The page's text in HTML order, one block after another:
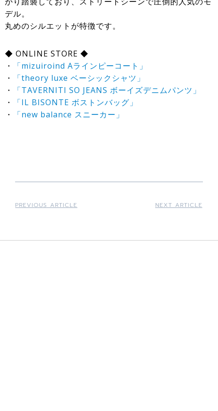
デル。
丸めのシルエットが特徴です。
◆ ONLINE STORE ◆
・
「mizuiroind Aラインピーコート」
・
「theory luxe ベーシックシャツ」
・
「TAVERNITI SO JEANS ボーイズデニムパンツ」
・
「IL BISONTE ボストンバッグ」
・
「new balance スニーカー」
PREVIOUS ARTICLE NEXT ARTICLE